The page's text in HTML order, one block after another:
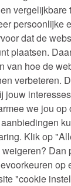
persoonlijke
dat de
plaatsen.
van hoe de
verbeteren.
jouw
we jou
Klik op
weigeren?
op
"cookie
Houten Teckel op